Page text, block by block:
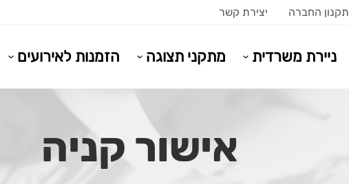
תקנון החברה יצירת קשר
ניירת משרדית מתקני תצוגה הזמנות לאירועים
אישור קניה